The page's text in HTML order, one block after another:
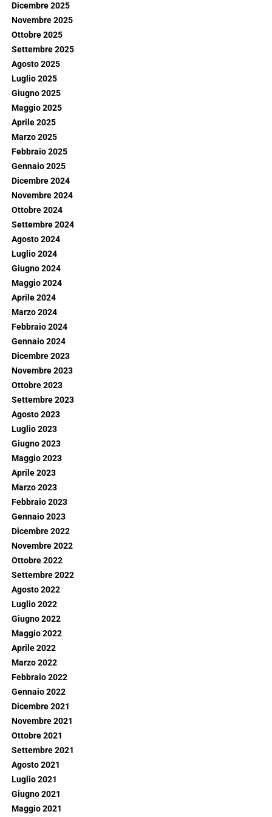
Dicembre 2025
Novembre 2025
Ottobre 2025
Settembre 2025
Agosto 2025
Luglio 2025
Giugno 2025
Maggio 2025
Aprile 2025
Marzo 2025
Febbraio 2025
Gennaio 2025
Dicembre 2024
Novembre 2024
Ottobre 2024
Settembre 2024
Agosto 2024
Luglio 2024
Giugno 2024
Maggio 2024
Aprile 2024
Marzo 2024
Febbraio 2024
Gennaio 2024
Dicembre 2023
Novembre 2023
Ottobre 2023
Settembre 2023
Agosto 2023
Luglio 2023
Giugno 2023
Maggio 2023
Aprile 2023
Marzo 2023
Febbraio 2023
Gennaio 2023
Dicembre 2022
Novembre 2022
Ottobre 2022
Settembre 2022
Agosto 2022
Luglio 2022
Giugno 2022
Maggio 2022
Aprile 2022
Marzo 2022
Febbraio 2022
Gennaio 2022
Dicembre 2021
Novembre 2021
Ottobre 2021
Settembre 2021
Agosto 2021
Luglio 2021
Giugno 2021
Maggio 2021